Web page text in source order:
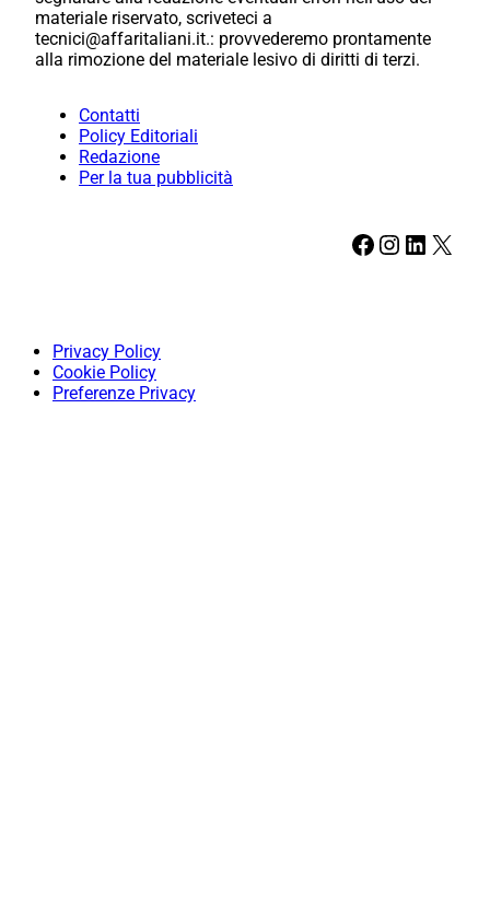
materiale riservato, scriveteci a
tecnici@affaritaliani.it.: provvederemo prontamente
alla rimozione del materiale lesivo di diritti di terzi.
Contatti
Policy Editoriali
Redazione
Per la tua pubblicità
Facebook Instagram LinkedIn X
Privacy Policy
Cookie Policy
Preferenze Privacy